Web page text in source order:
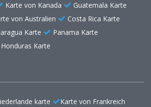
Karte von Kanada
Guatemala Karte
von Australien
Costa Rica Karte
Karte
Panama Karte
Honduras Karte
karte
Karte von Frankreich